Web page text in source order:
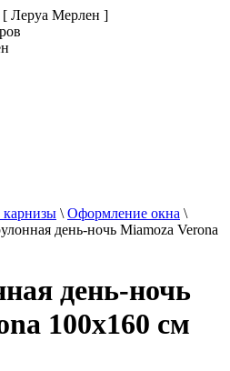
Леруа Мерлен ]
\ Оформление окна \
день-ночь Miamoza Verona
день-ночь
100x160 см